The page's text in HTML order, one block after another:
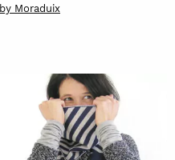
by Moraduix